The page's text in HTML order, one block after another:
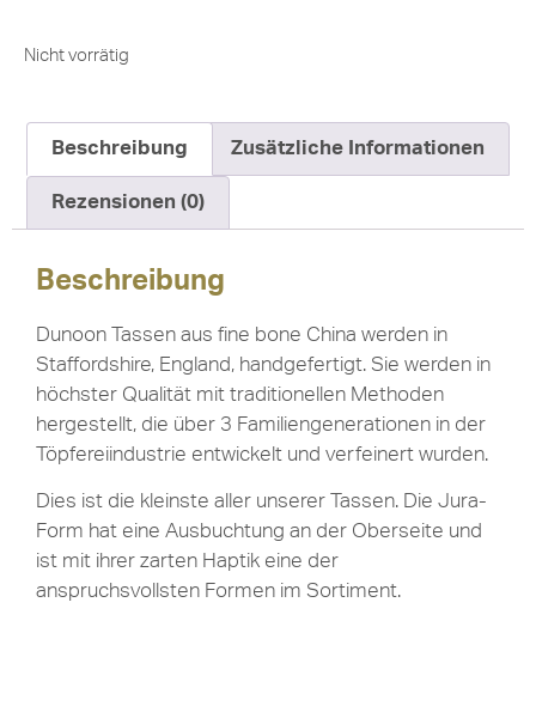
Nicht vorrätig
Beschreibung Zusätzliche Informationen
Rezensionen (0)
Beschreibung
Dunoon Tassen aus fine bone China werden in
Staffordshire, England, handgefertigt. Sie werden in
höchster Qualität mit traditionellen Methoden
hergestellt, die über 3 Familiengenerationen in der
Töpfereiindustrie entwickelt und verfeinert wurden.
Dies ist die kleinste aller unserer Tassen. Die Jura-
Form hat eine Ausbuchtung an der Oberseite und
ist mit ihrer zarten Haptik eine der
anspruchsvollsten Formen im Sortiment.